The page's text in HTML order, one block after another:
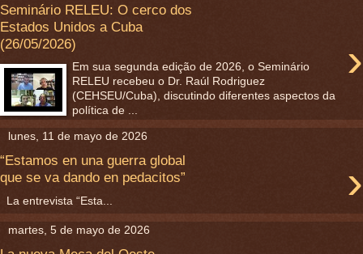
Seminário RELEU: O cerco dos
Estados Unidos a Cuba
(26/05/2026)
›
Em sua segunda edição de 2026, o Seminário
RELEU recebeu o Dr. Raúl Rodriguez
(CEHSEU/Cuba), discutindo diferentes aspectos da
política de ...
lunes, 11 de mayo de 2026
“Estamos en una guerra global
que se va dando en pedacitos”
›
La entrevista “Esta...
martes, 5 de mayo de 2026